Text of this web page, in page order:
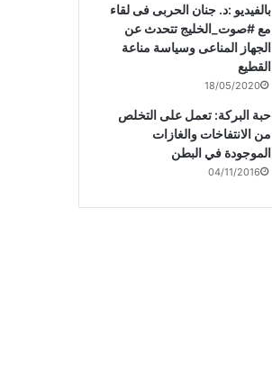
بالفيديو :د. جنان الحربى فى لقاء
مع #صوت_الخليج تتحدث عن
الجهاز المناعى وسياسة مناعة
القطيع
18/05/2020
حبة البركة: تعمل على التخلص
من الانتفاخات والغازات
الموجودة في البطن
04/11/2016